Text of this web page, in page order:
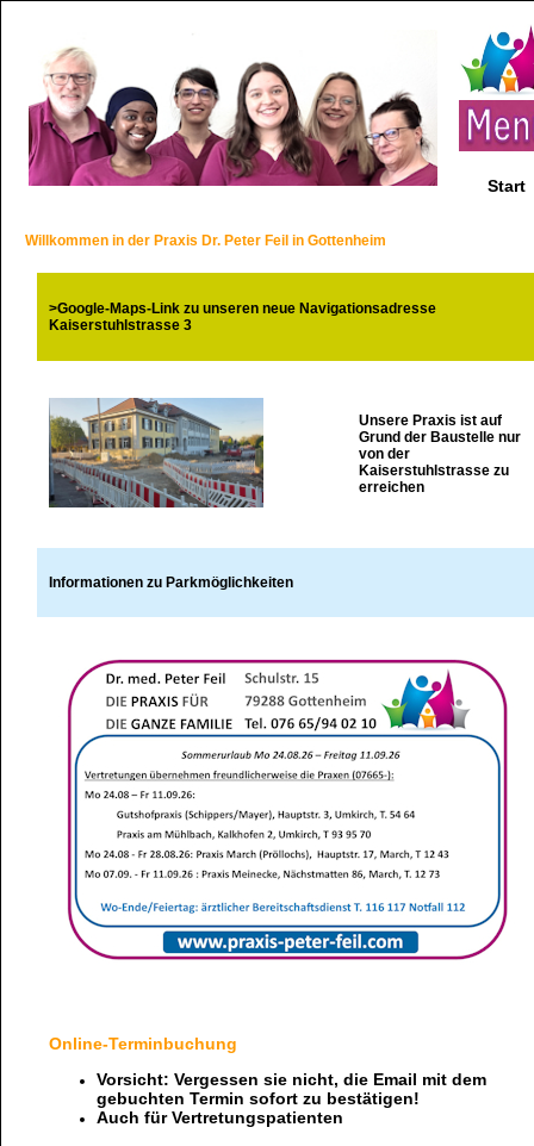
Start
Willkommen in der Praxis Dr. Peter Feil in Gottenheim
>Google-Maps-Link zu unseren neue Navigationsadresse
Kaiserstuhlstrasse 3
Unsere Praxis ist auf
Grund der Baustelle nur
von der
Kaiserstuhlstrasse zu
erreichen
Informationen zu Parkmöglichkeiten
Online-Terminbuchung
Vorsicht: Vergessen sie nicht, die Email mit dem
gebuchten Termin sofort zu bestätigen!
Auch für Vertretungspatienten